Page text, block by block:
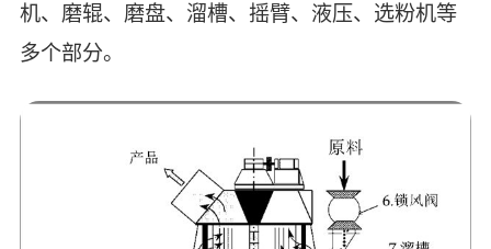
机、磨辊、磨盘、溜槽、摇臂、液压、选粉机等
多个部分。